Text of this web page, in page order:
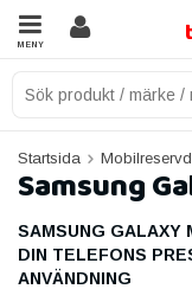
MENY
Startsida
Samsung
SAMSUNG GALAXY
DIN TELEFONS
ANVÄNDNING